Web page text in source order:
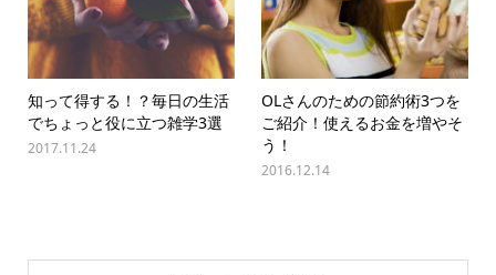
知って得する！？毎日の生活
でちょっと役に立つ雑学3選
2017.11.24
OLさんのための節約術3つを
ご紹介！使えるお金を増やそ
う！
2016.12.14